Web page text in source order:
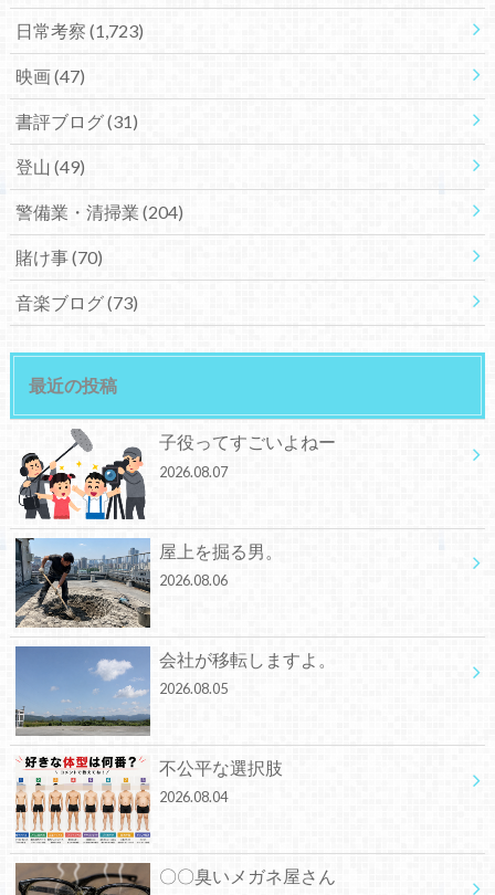
日常考察 (1,723)
映画(47)
書評ブログ(31)
登山 (49)
警備業・清掃業 (204)
賭け事(70)
音楽ブログ(73)
最近の投稿
子役ってすごいよねー
2026.08.07
屋上を掘る男。
2026.08.06
会社が移転しますよ。
2026.08.05
不公平な選択肢
2026.08.04
〇〇臭いメガネ屋さん